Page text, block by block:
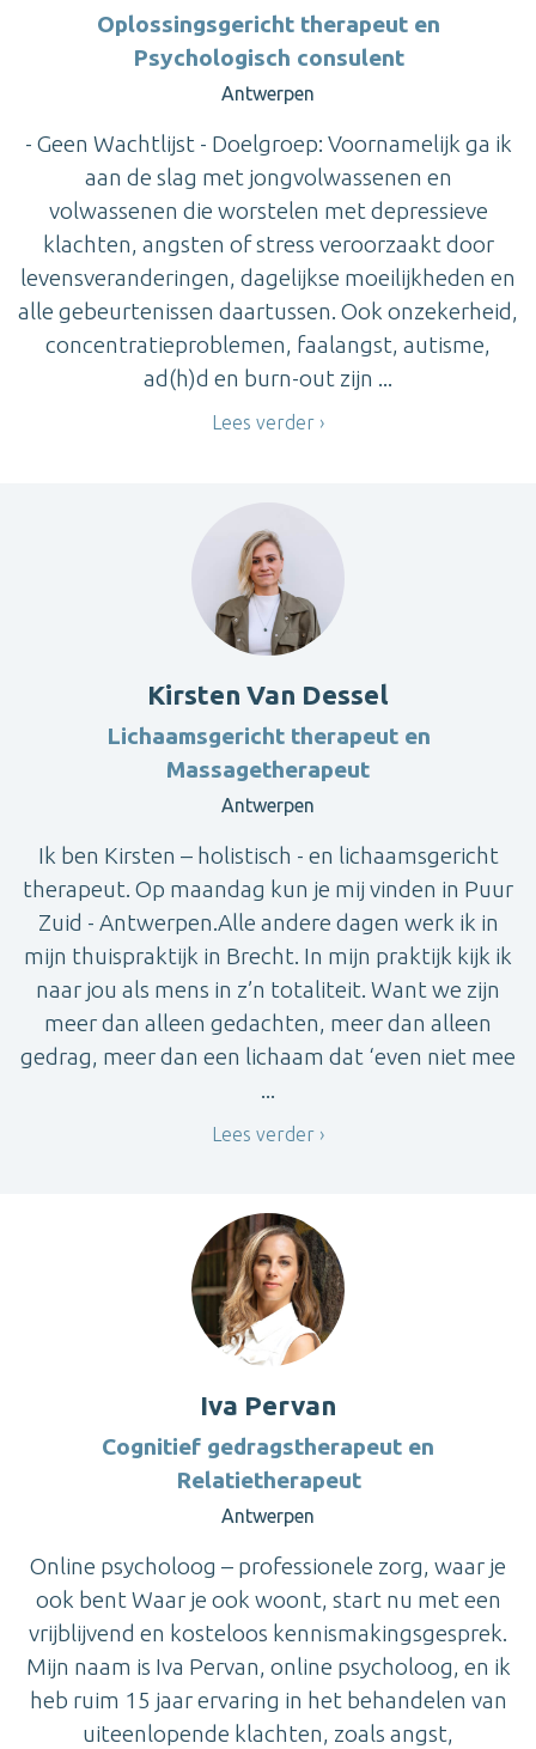
Oplossingsgericht therapeut en
Psychologisch consulent
Antwerpen
- Geen Wachtlijst - Doelgroep: Voornamelijk ga ik
aan de slag met jongvolwassenen en
volwassenen die worstelen met depressieve
klachten, angsten of stress veroorzaakt door
levensveranderingen, dagelijkse moeilijkheden en
alle gebeurtenissen daartussen. Ook onzekerheid,
concentratieproblemen, faalangst, autisme,
ad(h)d en burn-out zijn ...
Lees verder
Kirsten Van Dessel
Lichaamsgericht therapeut en
Massagetherapeut
Antwerpen
Ik ben Kirsten – holistisch - en lichaamsgericht
therapeut. Op maandag kun je mij vinden in Puur
Zuid - Antwerpen.Alle andere dagen werk ik in
mijn thuispraktijk in Brecht. In mijn praktijk kijk ik
naar jou als mens in z’n totaliteit. Want we zijn
meer dan alleen gedachten, meer dan alleen
gedrag, meer dan een lichaam dat ‘even niet mee
...
Lees verder
Iva Pervan
Cognitief gedragstherapeut en
Relatietherapeut
Antwerpen
Online psycholoog – professionele zorg, waar je
ook bent Waar je ook woont, start nu met een
vrijblijvend en kosteloos kennismakingsgesprek.
Mijn naam is Iva Pervan, online psycholoog, en ik
heb ruim 15 jaar ervaring in het behandelen van
uiteenlopende klachten, zoals angst,